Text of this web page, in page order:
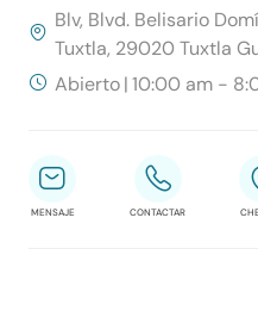
Blv, Blvd. Belisario
Tuxtla, 29020 Tuxtla
Abierto|10:00 am -
MENSAJE CONTACTAR